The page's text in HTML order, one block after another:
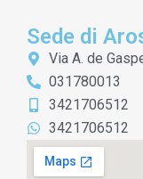
Sede di
Via A. de
031780013
3421706512
3421706512